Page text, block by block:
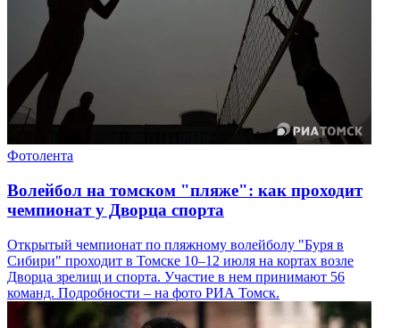
Фотолента
Волейбол на томском "пляже": как проходит
чемпионат у Дворца спорта
Открытый чемпионат по пляжному волейболу "Буря в
Сибири" проходит в Томске 10–12 июля на кортах возле
Дворца зрелищ и спорта. Участие в нем принимают 56
команд. Подробности – на фото РИА Томск.